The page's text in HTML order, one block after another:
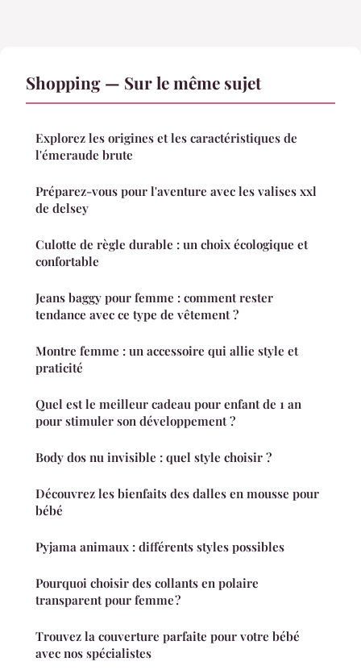
Shopping — Sur le même sujet
Explorez les origines et les caractéristiques de
l'émeraude brute
Préparez-vous pour l'aventure avec les valises xxl
de delsey
Culotte de règle durable : un choix écologique et
confortable
Jeans baggy pour femme : comment rester
tendance avec ce type de vêtement ?
Montre femme : un accessoire qui allie style et
praticité
Quel est le meilleur cadeau pour enfant de 1 an
pour stimuler son développement ?
Body dos nu invisible : quel style choisir ?
Découvrez les bienfaits des dalles en mousse pour
bébé
Pyjama animaux : différents styles possibles
Pourquoi choisir des collants en polaire
transparent pour femme ?
Trouvez la couverture parfaite pour votre bébé
avec nos spécialistes